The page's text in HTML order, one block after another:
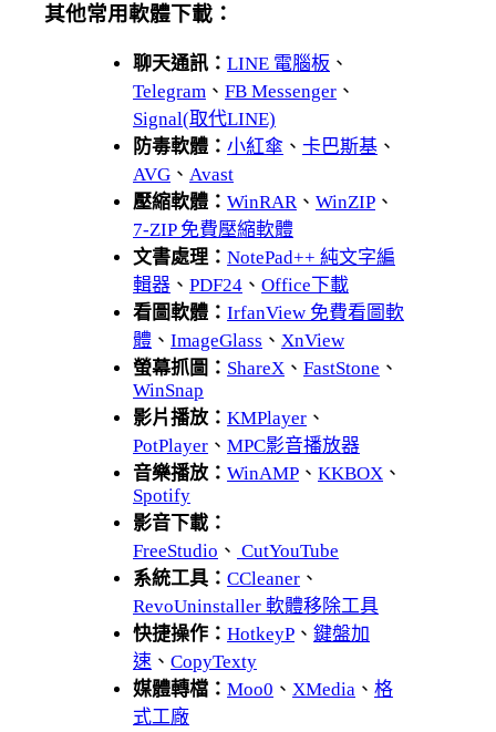
其他常用軟體下載：
聊天通訊： LINE 電腦板 、
Telegram 、 FB Messenger 、
Signal(取代LINE)
防毒軟體： 小紅傘 、 卡巴斯基 、
AVG 、 Avast
壓縮軟體： WinRAR 、 WinZIP 、
7-ZIP 免費壓縮軟體
文書處理： NotePad++ 純文字編
輯器 、 PDF24 、 Office下載
看圖軟體： IrfanView 免費看圖軟
體 、 ImageGlass 、 XnView
螢幕抓圖： ShareX 、 FastStone 、
WinSnap
影片播放： KMPlayer 、
PotPlayer 、 MPC影音播放器
音樂播放： WinAMP 、 KKBOX 、
Spotify
影音下載：
FreeStudio 、 CutYouTube
系統工具： CCleaner 、
RevoUninstaller 軟體移除工具
快捷操作： HotkeyP 、 鍵盤加
速 、 CopyTexty
媒體轉檔： Moo0 、 XMedia 、 格
式工廠